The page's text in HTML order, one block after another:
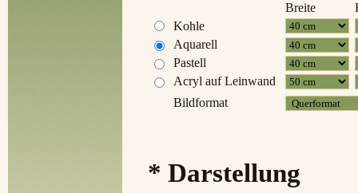
Breite
Kohle
Aquarell
Pastell
Acryl auf Leinwand
Bildformat
* Darstellung